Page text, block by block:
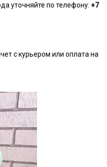
уточняйте по телефону: +7
с курьером или оплата на